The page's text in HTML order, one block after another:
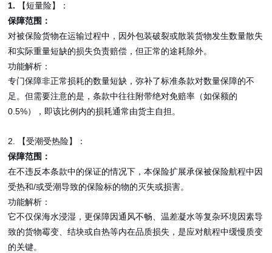
1.
【短量险】：
保障范围：
对被保险货物在运输过程中，因外包装破裂或散装货物发生数量散失
和实际重量短缺的损失负责赔偿，但正常的途耗除外。
功能解析：
专门保障非正常损耗的数量短缺，弥补了标准条款对数量保障的不
足。但需要注意的是，条款中往往附带绝对免赔率（如保额的
0.5%），即该比例内的损耗通常由货主自担。
2. 【受潮受热险】
：
保障范围：
在不违反本条款中的保证的情况下，本保险扩展承保被保险航程中因
受热和/或受潮导致的保险标的物的灭失或损害。
功能解析：
它不仅保海水浸湿，更保障因通风不畅、温差凝水等复杂环境因素导
致的货物霉变、结块或自热等内在品质损失，是应对航程中缓慢质变
的关键。